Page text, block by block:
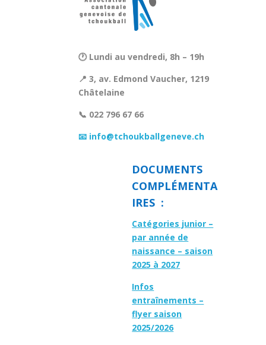
🕐 Lundi au vendredi, 8h – 19h
📍 3, av. Edmond Vaucher, 1219
Châtelaine
📞 022 796 67 66
📧 info@tchoukballgeneve.ch
DOCUMENTS
COMPLÉMENTA
IRES :
Catégories junior –
par année de
naissance – saison
2025 à 2027
Infos
entraînements –
flyer saison
2025/2026